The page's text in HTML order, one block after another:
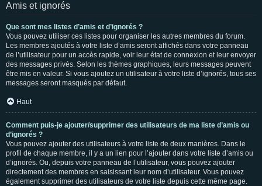
Amis et ignorés
Que sont mes listes d’amis et d’ignorés ?
Vous pouvez utiliser ces listes pour organiser les autres membres du forum.
Les membres ajoutés à votre liste d’amis seront affichés dans votre panneau
de l’utilisateur pour un accès rapide, voir leur état de connexion et leur envoyer
des messages privés. Selon les thèmes graphiques, leurs messages peuvent
être mis en valeur. Si vous ajoutez un utilisateur à votre liste d’ignorés, tous ses
messages seront masqués par défaut.
Haut
Comment puis-je ajouter/supprimer des utilisateurs de ma liste d’amis ou
d’ignorés ?
Vous pouvez ajouter des utilisateurs à votre liste de deux manières. Dans le
profil de chaque membre, il y a un lien pour l’ajouter dans votre liste d’amis ou
d’ignorés. Ou, depuis votre panneau de l’utilisateur, vous pouvez ajouter
directement des membres en saisissant leur nom d’utilisateur. Vous pouvez
également supprimer des utilisateurs de votre liste depuis cette même page.